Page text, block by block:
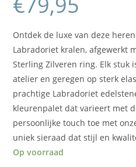
gebaseerd
waardering
Ontdek de luxe van deze
Labradoriet kralen, afgewerkt
Sterling Zilveren ring. Elk stuk
atelier en geregen op sterk
prachtige Labradoriet
kleurenpalet dat varieert met
persoonlijke touch toe met
uniek sieraad dat stijl en
Op voorraad